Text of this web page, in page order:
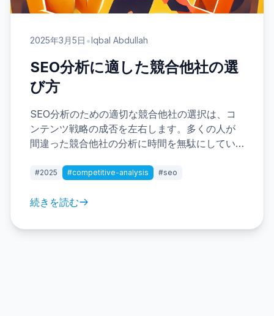
2025年3月5日 •Iqbal Abdullah
SEO分析に適した競合他社の選
び方
SEO分析のための適切な競合他社の選択は、コ
ンテンツ戦略の成否を左右します。多くの人が
間違った競合他社の分析に時間を無駄にしてい
競合分析アプローチをご紹介します。
#2025 #competitive-analysis #seo
続きを読む